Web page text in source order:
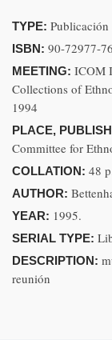
TYPE: Publicación
ISBN: 90-72977-
MEETING: ICOM
Collections of
1994
PLACE,
Committee for
COLLATION: 48
AUTHOR:
YEAR: 1995.
SERIAL TYPE:
DESCRIPTION:
reunión